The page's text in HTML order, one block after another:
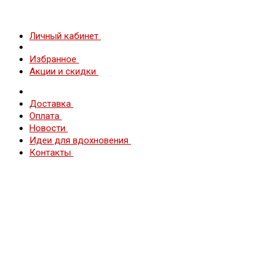
Личный кабинет
Избранное
Акции и скидки
Доставка
Оплата
Новости
Идеи для вдохновения
Контакты